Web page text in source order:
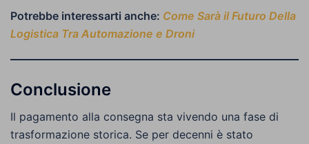
Potrebbe interessarti anche: Come Sarà il Futuro Della
Logistica Tra Automazione e Droni
Conclusione
Il pagamento alla consegna sta vivendo una fase di
trasformazione storica. Se per decenni è stato